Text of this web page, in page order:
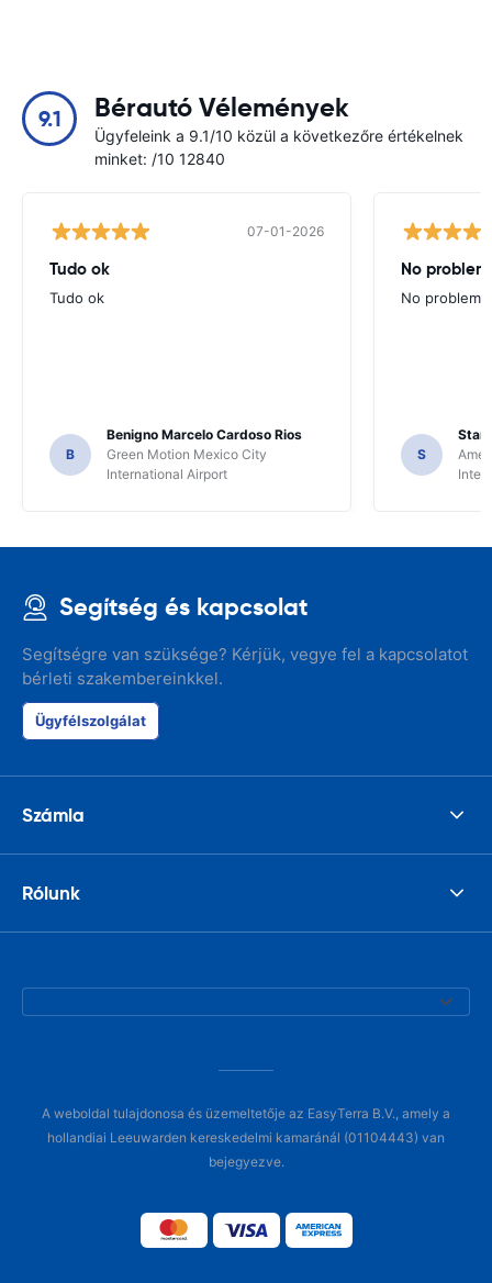
9.1 Bérautó Vélemények
Ügyfeleink a 9.1/10 közül a következőre értékelnek
minket: /10 12840
07-01-2026
Tudo ok
Tudo ok
B
Benigno Marcelo Cardoso Rios
Green Motion Mexico City
International Airport
No
No
S
Segítség és kapcsolat
Segítségre van szüksége? Kérjük, vegye fel a kapcsolatot
bérleti szakembereinkkel.
Ügyfélszolgálat
Számla
Rólunk
A weboldal tulajdonosa és üzemeltetője az EasyTerra B.V., amely a
hollandiai Leeuwarden kereskedelmi kamaránál (01104443) van
bejegyezve.